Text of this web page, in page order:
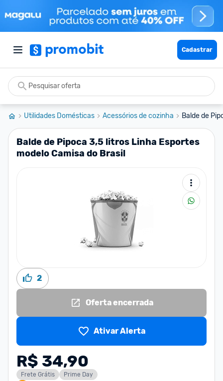
Cadastrar
Utilidades Domésticas Acessórios de cozinha Balde de
Balde de Pipoca 3,5 litros Linha Esportes
modelo Camisa do Brasil
2
Oferta encerrada
Ativar Alerta
R$ 34,90
Frete Grátis Prime Day